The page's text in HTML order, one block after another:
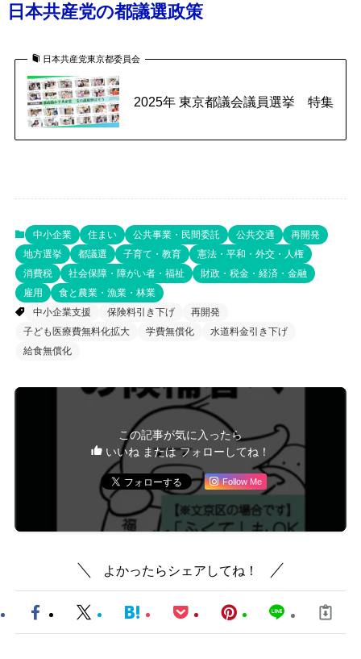
日本共産党の都議選政策
日本共産党東京都委員会
2025年 東京都議会議員選挙 特集
中小企業 住まい 公共事業・民間委託 公共交通
再開発
地方選挙
都議選 子育て・教育
憲法・平和・外交・人権
消費税
社会保障・障がい者・福祉
財政・税金・経済・金融
雇用
食と農業・漁業・林業
中小企業支援
保険料引き下げ
再開発
子ども医療費無料化拡大
学費無償化
水道料金引き下げ
給食無償化
この記事が気に入ったら
いいね または フォローしてね！
Follow Me
よかったらシェアしてね！